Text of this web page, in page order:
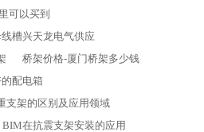
可以买到
槽兴天龙电气供应
桥架价格-厦门桥架多少钱
配电箱
支架的区别及应用领域
BIM在抗震支架安装的应用